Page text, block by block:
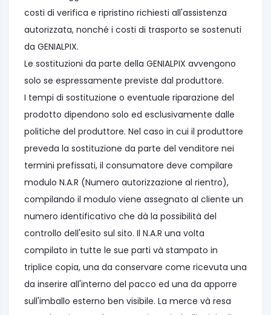
costi di verifica e ripristino richiesti all'assistenza
autorizzata, nonché i costi di trasporto se sostenuti
da GENIALPIX.
Le sostituzioni da parte della GENIALPIX avvengono
solo se espressamente previste dal produttore.
I tempi di sostituzione o eventuale riparazione del
prodotto dipendono solo ed esclusivamente dalle
politiche del produttore. Nel caso in cui il produttore
preveda la sostituzione da parte del venditore nei
termini prefissati, il consumatore deve compilare
modulo N.A.R (Numero autorizzazione al rientro),
compilando il modulo viene assegnato al cliente un
numero identificativo che dà la possibilità del
controllo dell'esito sul sito. Il N.A.R una volta
compilato in tutte le sue parti và stampato in
triplice copia, una da conservare come ricevuta una
da inserire all'interno del pacco ed una da apporre
sull'imballo esterno ben visibile. La merce và resa